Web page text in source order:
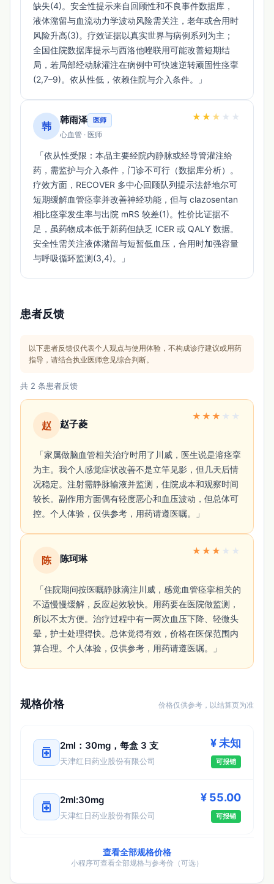
缺失(4)。安全性提示来自回顾性和不良事件数据库，
液体潴留与血流动力学波动风险需关注，老年或合用时
风险升高(3)。疗效证据以真实世界与病例系列为主；
全国住院数据库提示与西洛他唑联用可能改善短期结
局，若局部经动脉灌注在病例中可快速逆转顽固性痉挛
(2,7–9)。依从性低，依赖住院与介入条件。」
韩 韩雨泽 医师
心血管 · 医师
★ ★ ★ ★ ★
药，需监护与介入条件，门诊不可行（数据库分析）。
疗效方面，RECOVER 多中心回顾队列提示法舒地尔可
短期缓解血管痉挛并改善神经功能，但与 clazosentan
相比痉挛发生率与出院 mRS 较差(1)。性价比证据不
足，虽药物成本低于新药但缺乏 ICER 或 QALY 数据。
安全性需关注液体潴留与短暂低血压，合用时加强容量
与呼吸循环监测(3,4)。」
患者反馈
以下患者反馈仅代表个人观点与使用体验，不构成诊疗建议或用药
指导，请结合执业医师意见综合判断。
共 2 条患者反馈
赵 赵子菱
★ ★ ★ ★ ★
为主。我个人感觉症状改善不是立竿见影，但几天后情
况稳定。注射需静脉输液并监测，住院成本和观察时间
较长。副作用方面偶有轻度恶心和血压波动，但总体可
控。个人体验，仅供参考，用药请遵医嘱。」
陈 陈珂琳
★ ★ ★ ★ ★
不适慢慢缓解，反应起效较快。用药要在医院做监测，
所以不太方便。治疗过程中有一两次血压下降、轻微头
晕，护士处理得快。总体觉得有效，价格在医保范围内
算合理。个人体验，仅供参考，用药请遵医嘱。」
规格价格 价格仅供参考，以结算页为准
medication 2ml：30mg，每盒 3 支
天津红日药业股份有限公司
¥ 未知
可报销
medication 2ml:30mg
天津红日药业股份有限公司
¥ 55.00
可报销
查看全部规格价格
小程序可查看全部规格与参考价（可选）